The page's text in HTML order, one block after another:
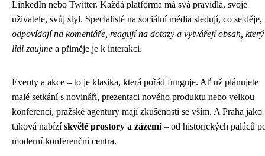
LinkedIn nebo Twitter. Každá platforma má svá pravidla, svoje
uživatele, svůj styl. Specialisté na sociální média sledují, co se děje,
odpovídají na komentáře, reagují na dotazy a vytvářejí obsah, který
lidi zaujme a přiměje je k interakci.
Eventy a akce – to je klasika, která pořád funguje. Ať už plánujete
malé setkání s novináři, prezentaci nového produktu nebo velkou
konferenci, pražské agentury mají zkušenosti se vším. A Praha jako
taková nabízískvělé prostory a zázemí– od historických paláců
moderní konferenční centra.